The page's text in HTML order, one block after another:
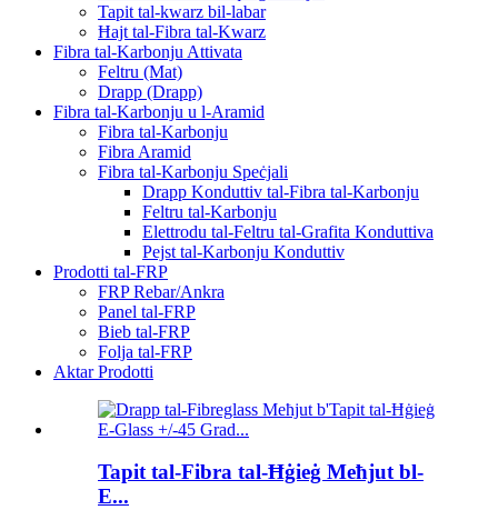
Tapit tal-kwarz bil-labar
Ħajt tal-Fibra tal-Kwarz
Fibra tal-Karbonju Attivata
Feltru (Mat)
Drapp (Drapp)
Fibra tal-Karbonju u l-Aramid
Fibra tal-Karbonju
Fibra Aramid
Fibra tal-Karbonju Speċjali
Drapp Konduttiv tal-Fibra tal-Karbonju
Feltru tal-Karbonju
Elettrodu tal-Feltru tal-Grafita Konduttiva
Pejst tal-Karbonju Konduttiv
Prodotti tal-FRP
FRP Rebar/Ankra
Panel tal-FRP
Bieb tal-FRP
Folja tal-FRP
Aktar Prodotti
Tapit tal-Fibra tal-Ħġieġ Meħjut bl-
E...